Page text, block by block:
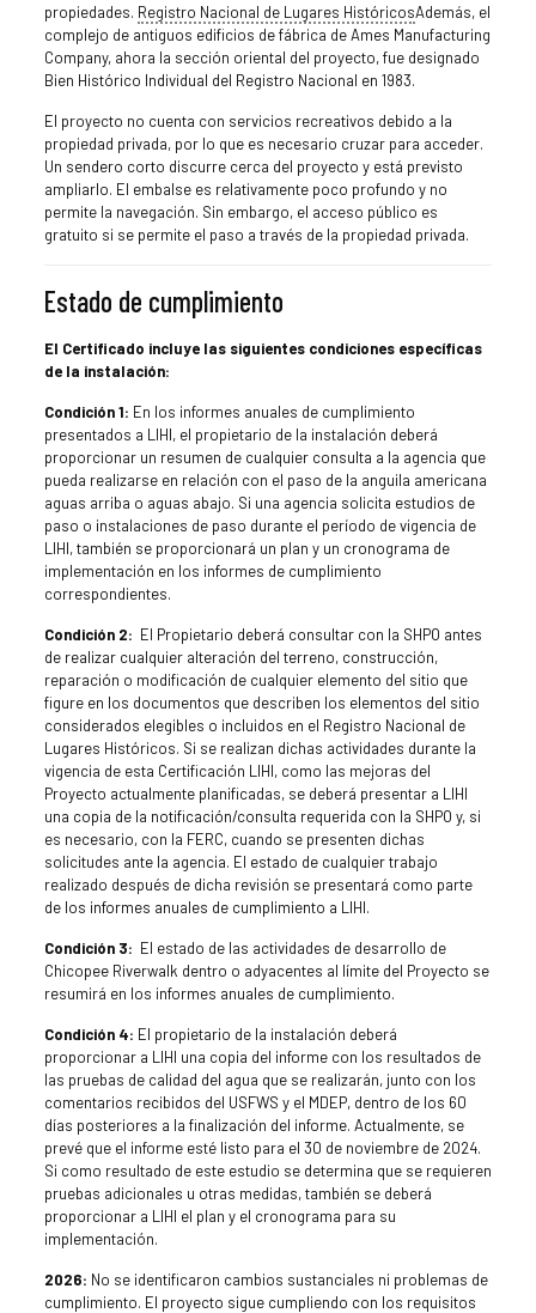
propiedades. Registro Nacional de Lugares HistóricosAdemás, el
complejo de antiguos edificios de fábrica de Ames Manufacturing
Company, ahora la sección oriental del proyecto, fue designado
Bien Histórico Individual del Registro Nacional en 1983.
El proyecto no cuenta con servicios recreativos debido a la
propiedad privada, por lo que es necesario cruzar para acceder.
Un sendero corto discurre cerca del proyecto y está previsto
ampliarlo. El embalse es relativamente poco profundo y no
permite la navegación. Sin embargo, el acceso público es
gratuito si se permite el paso a través de la propiedad privada.
Estado de cumplimiento
El Certificado incluye las siguientes condiciones específicas
de la instalación:
Condición 1: En los informes anuales de cumplimiento
presentados a LIHI, el propietario de la instalación deberá
proporcionar un resumen de cualquier consulta a la agencia que
pueda realizarse en relación con el paso de la anguila americana
aguas arriba o aguas abajo. Si una agencia solicita estudios de
paso o instalaciones de paso durante el período de vigencia de
LIHI, también se proporcionará un plan y un cronograma de
implementación en los informes de cumplimiento
correspondientes.
Condición 2: El Propietario deberá consultar con la SHPO antes
de realizar cualquier alteración del terreno, construcción,
reparación o modificación de cualquier elemento del sitio que
figure en los documentos que describen los elementos del sitio
considerados elegibles o incluidos en el Registro Nacional de
Lugares Históricos. Si se realizan dichas actividades durante la
vigencia de esta Certificación LIHI, como las mejoras del
Proyecto actualmente planificadas, se deberá presentar a LIHI
una copia de la notificación/consulta requerida con la SHPO y, si
es necesario, con la FERC, cuando se presenten dichas
solicitudes ante la agencia. El estado de cualquier trabajo
realizado después de dicha revisión se presentará como parte
de los informes anuales de cumplimiento a LIHI.
Condición 3: El estado de las actividades de desarrollo de
Chicopee Riverwalk dentro o adyacentes al límite del Proyecto se
resumirá en los informes anuales de cumplimiento.
Condición 4: El propietario de la instalación deberá
proporcionar a LIHI una copia del informe con los resultados de
las pruebas de calidad del agua que se realizarán, junto con los
comentarios recibidos del USFWS y el MDEP, dentro de los 60
días posteriores a la finalización del informe. Actualmente, se
prevé que el informe esté listo para el 30 de noviembre de 2024.
Si como resultado de este estudio se determina que se requieren
pruebas adicionales u otras medidas, también se deberá
proporcionar a LIHI el plan y el cronograma para su
implementación.
2026: No se identificaron cambios sustanciales ni problemas de
cumplimiento. El proyecto sigue cumpliendo con los requisitos